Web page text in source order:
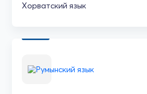
Хорватский язык